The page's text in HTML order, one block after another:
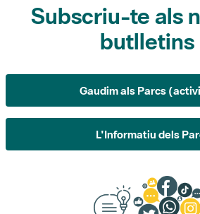
Subscriu-te als
butlletins
Gaudim als Parcs
L'Informatiu dels